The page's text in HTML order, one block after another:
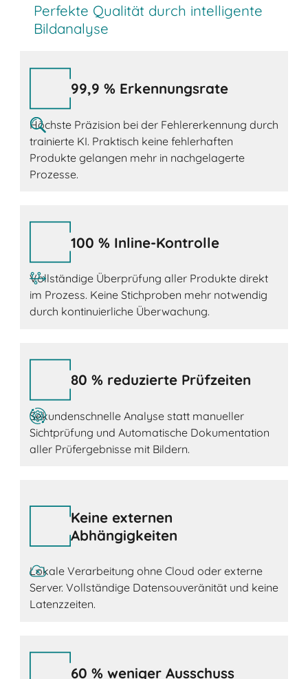
Perfekte Qualität durch intelligente
Bildanalyse
99,9 % Erkennungsrate
Höchste Präzision bei der Fehlererkennung durch
trainierte KI. Praktisch keine fehlerhaften
Produkte gelangen mehr in nachgelagerte
Prozesse.
100 % Inline-Kontrolle
Vollständige Überprüfung aller Produkte direkt
im Prozess. Keine Stichproben mehr notwendig
durch kontinuierliche Überwachung.
80 % reduzierte Prüfzeiten
Sekundenschnelle Analyse statt manueller
Sichtprüfung und Automatische Dokumentation
aller Prüfergebnisse mit Bildern.
Keine externen
Abhängigkeiten
Lokale Verarbeitung ohne Cloud oder externe
Server. Vollständige Datensouveränität und keine
Latenzzeiten.
60 % weniger Ausschuss